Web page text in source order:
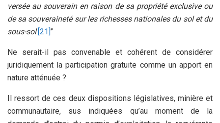
versée au souverain en raison de sa propriété exclusive ou
de sa souveraineté sur les richesses nationales du sol et du
sous-sol.[21]’’
Ne serait-il pas convenable et cohérent de considérer
juridiquement la participation gratuite comme un apport en
nature atténuée ?
Il ressort de ces deux dispositions législatives, minière et
communautaire, sus indiquées qu’au moment de la